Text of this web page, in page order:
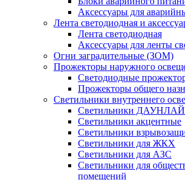
Аксессуары для
Лента светодиодная и
Лента светодиодная
Аксессуары для ленты
Огни заградительные (ЗОМ)
Прожекторы наружного
Светодиодные
Прожекторы общего
Светильники внутреннего
Светильники
Светильники акцентные
Светильники
Светильники для ЖКХ
Светильники для АЗС
Светильники для
помещений